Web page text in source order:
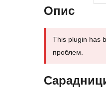
Опис
This plugin has
проблем.